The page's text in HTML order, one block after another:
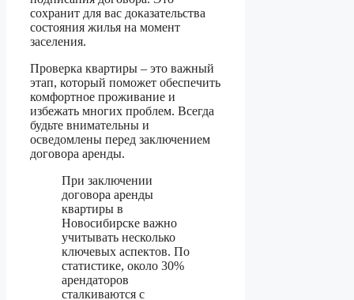
сохранит для вас доказательства
состояния жилья на момент
заселения.
Проверка квартиры – это важный
этап, который поможет обеспечить
комфортное проживание и
избежать многих проблем. Всегда
будьте внимательны и
осведомлены перед заключением
договора аренды.
При заключении
договора аренды
квартиры в
Новосибирске важно
учитывать несколько
ключевых аспектов. По
статистике, около 30%
арендаторов
сталкиваются с